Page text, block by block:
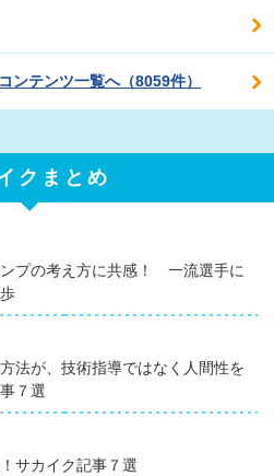
コンテンツ一覧へ（8059件）
クまとめ
プの考え方に共感！ 一流選手に
法が、技術指導ではなく人間性を
７選
サカイク記事７選